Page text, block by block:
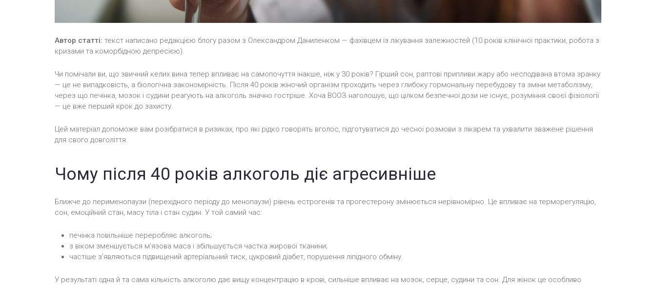
Автор статті: текст написано редакцією блогу разом з Олександром Даниленком — фахівцем із лікування залежностей (10 років клінічної практики, робота з
кризами та коморбідною депресією).
Чи помічали ви, що звичний келих вина тепер впливає на самопочуття інакше, ніж у 30 років? Гірший сон, раптові припливи жару або несподівана втома зранку
— це не випадковість, а біологічна закономірність. Після 40 років жіночий організм проходить через глибоку гормональну перебудову та зміни метаболізму,
через що печінка, мозок і судини реагують на алкоголь значно гостріше. Хоча ВООЗ наголошує, що цілком безпечної дози не існує, розуміння своєї фізіології
— це вже перший крок до захисту.
Цей матеріал допоможе вам розібратися в ризиках, про які рідко говорять вголос, підготуватися до чесної розмови з лікарем та ухвалити зважене рішення
для свого довголіття.
Чому після 40 років алкоголь діє агресивніше
Ближче до перименопаузи (перехідного періоду до менопаузи) рівень естрогенів та прогестерону змінюється нерівномірно. Це впливає на терморегуляцію,
сон, емоційний стан, масу тіла і стан судин. У той самий час:
печінка повільніше переробляє алкоголь;
з віком зменшується м’язова маса і збільшується частка жирової тканини;
частіше з’являються підвищений артеріальний тиск, цукровий діабет, порушення ліпідного обміну.
У результаті одна й та сама кількість алкоголю дає вищу концентрацію в крові, сильніше впливає на мозок, серце, судини та сон. Для жінок це особливо